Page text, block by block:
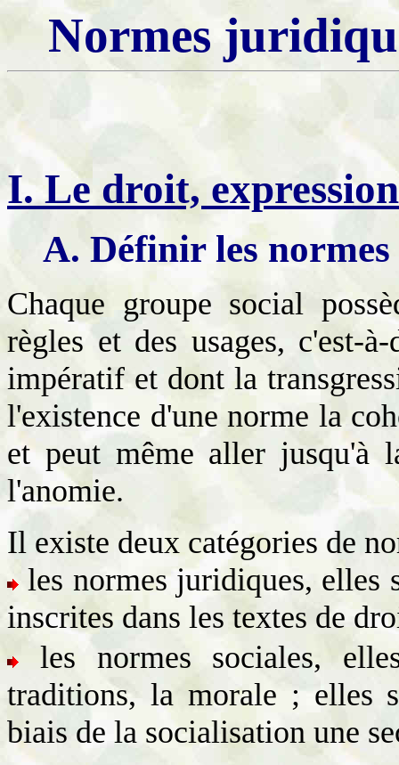
Normes
I. Le droit,
A. Définir les normes
Chaque groupe social
règles et des usages, c'est-
impératif et dont la
l'existence d'une norme la
et peut même aller jusqu'à
l'anomie.
Il existe deux catégories de
les normes juridiques, elles
inscrites dans les textes de
les normes sociales,
traditions, la morale ; elles
biais de la socialisation une